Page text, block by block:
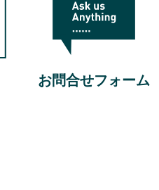
お問合せフォーム